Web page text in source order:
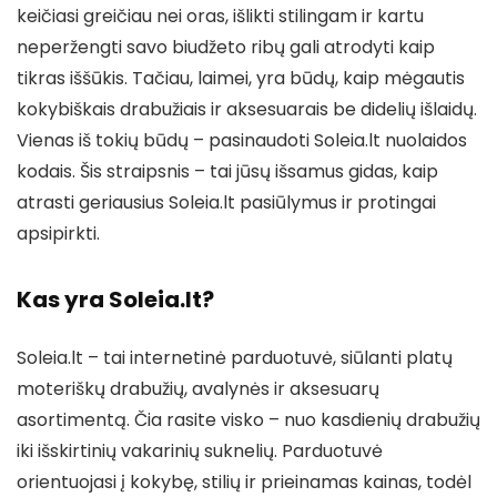
keičiasi greičiau nei oras, išlikti stilingam ir kartu
neperžengti savo biudžeto ribų gali atrodyti kaip
tikras iššūkis. Tačiau, laimei, yra būdų, kaip mėgautis
kokybiškais drabužiais ir aksesuarais be didelių išlaidų.
Vienas iš tokių būdų – pasinaudoti Soleia.lt nuolaidos
kodais. Šis straipsnis – tai jūsų išsamus gidas, kaip
atrasti geriausius Soleia.lt pasiūlymus ir protingai
apsipirkti.
Kas yra Soleia.lt?
Soleia.lt – tai internetinė parduotuvė, siūlanti platų
moteriškų drabužių, avalynės ir aksesuarų
asortimentą. Čia rasite visko – nuo kasdienių drabužių
iki išskirtinių vakarinių suknelių. Parduotuvė
orientuojasi į kokybę, stilių ir prieinamas kainas, todėl